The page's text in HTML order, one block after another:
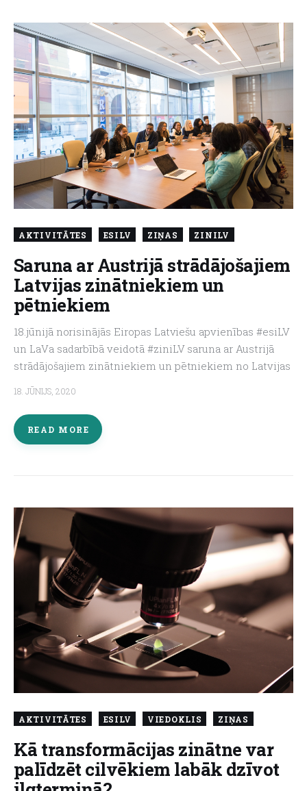
AKTIVITĀTES ESILV ZIŅAS ZINILV
Saruna ar Austrijā strādājošajiem
Latvijas zinātniekiem un
pētniekiem
18.jūnijā norisinājās Eiropas Latviešu apvienības #esiLV
un LaVa sadarbībā veidotā #ziniLV saruna ar Austrijā
strādājošajiem zinātniekiem un pētniekiem no Latvijas
18. JŪNIJS, 2020
READ MORE
AKTIVITĀTES ESILV VIEDOKLIS ZIŅAS
Kā transformācijas zinātne var
palīdzēt cilvēkiem labāk dzīvot